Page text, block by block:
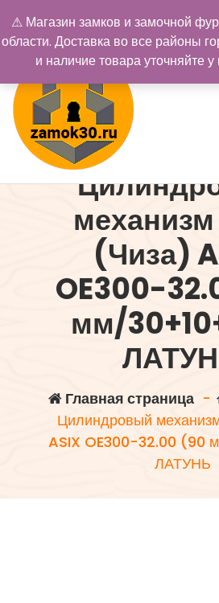
содержимому
(Чиза)
OE300-
мм/
Главная страница -
Цилиндровый
ASIX OE300-32.00 (90
ЛАТУНЬ
⚠ Магазин замков и замочной
области. Доставка во все районы
и наличие товара уточняйте